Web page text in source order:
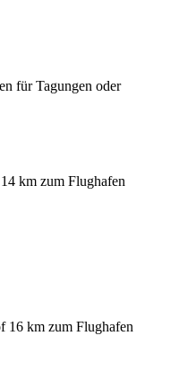
für Tagungen oder
14 km zum Flughafen
16 km zum Flughafen